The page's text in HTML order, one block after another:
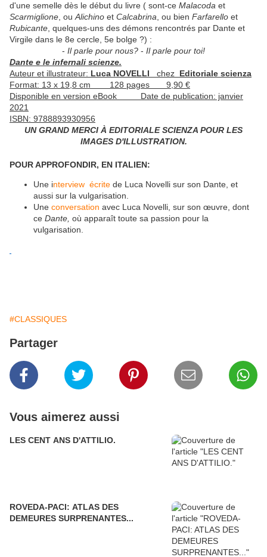
d'une semelle dès le début du livre ( sont-ce Malacoda et
Scarmiglione , ou Alichino et Calcabrina , ou bien Farfarello et
Rubicante , quelques-uns des démons rencontrés par Dante et
Virgile dans le 8e cercle, 5e bolge ?) :
- Il parle pour nous? - Il parle pour toi!
Dante e le infernali scienze.
Auteur et illustrateur: Luca NOVELLI chez Editoriale scienza
Format: 13 x 19,8 cm 128 pages 9,90 €
Disponible en version eBook Date de publication: janvier
2021
ISBN: 9788893930956
UN GRAND MERCI À EDITORIALE SCIENZA POUR LES
IMAGES D'ILLUSTRATION.
POUR APPROFONDIR, EN ITALIEN:
Une interview écrite de Luca Novelli sur son Dante, et
aussi sur la vulgarisation.
Une conversation avec Luca Novelli, sur son œuvre, dont
ce Dante, où apparaît toute sa passion pour la
vulgarisation.
#CLASSIQUES
Partager
Vous aimerez aussi
LES CENT ANS D'ATTILIO.
ROVEDA-PACI: ATLAS DES
DEMEURES SURPRENANTES...